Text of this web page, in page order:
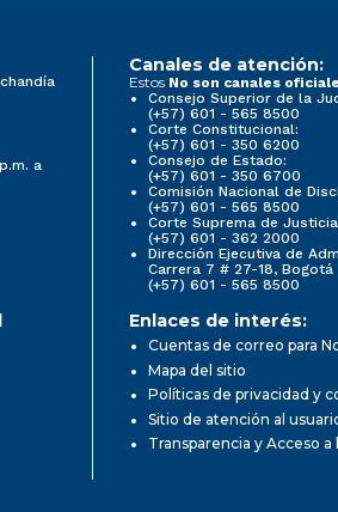
a
Canales de atención:
Estos No son canales
Consejo Superior de la
(+57) 601 - 565 8500
Corte Constitucional:
(+57) 601 - 350 6200
Consejo de Estado:
(+57) 601 - 350 6700
Comisión Nacional de
(+57) 601 - 565 8500
Corte Suprema de
(+57) 601 - 362 2000
Dirección Ejecutiva de
Carrera 7 # 27-18, Bogotá
(+57) 601 - 565 8500
Enlaces de interés:
Cuentas de correo para
Mapa del sitio
Políticas de privacidad y
Sitio de atención al
Transparencia y Acceso